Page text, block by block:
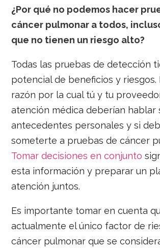
¿Por qué no podemos hacer
cáncer pulmonar a todos,
que no tienen un riesgo alto?
Todas las pruebas de detección
potencial de beneficios y riesgos.
razón por la cual tú y tu
atención médica deberían hablar
antecedentes personales y si
someterte a pruebas de cáncer
Tomar decisiones en conjunto
esta información y preparar un
atención juntos.
Es importante tomar en cuenta
actualmente el único factor de
cáncer pulmonar que se